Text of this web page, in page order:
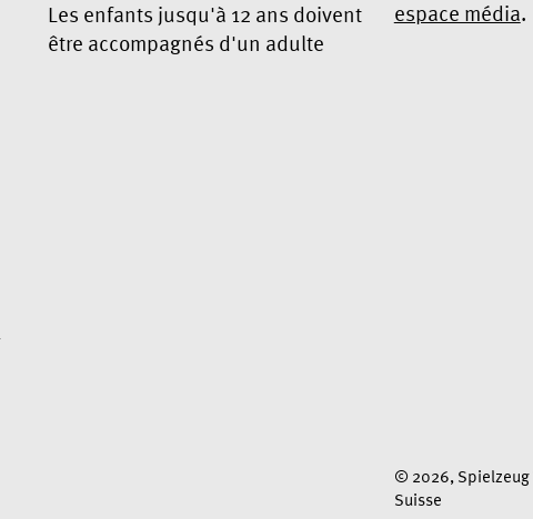
Les enfants jusqu'à 12 ans doivent
être accompagnés d'un adulte
espace média.
© 2026, Spielzeug
Suisse